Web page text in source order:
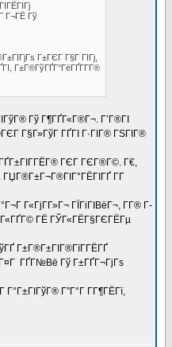
Г¬ГЁ Гў
Г±ГЄГ Г§Г ГІГј,
Г±Г®ГўГҐГ°ГёГҐГ­Г­Г®
Гў Г¶ГҐГ«Г®Г¬. Г’Г®ГІ
Г§Г»ГўГ ГҐГІ Г·ГІГ® ГЅГІГ®
ГЄГ ГЄГ®Г©. Г€,
ГЏГ®Г±Г¬Г®ГІГ°ГЁГІГҐ Г­Г
Г«ГјГ­Г»Г¬ ГЇГіГІВёГ¬, Г­Г® Г­
ГЁ ГЎГ«ГЁГ§ГЄГЁГµ
Г±Г®Г±ГІГ®ГїГ­ГЁГҐ
Г¤Г ГҐГ№Вё Гў Г±ГҐГ¬ГјГѕ
Г”Г°Г Г­Г¶ГЁГї,